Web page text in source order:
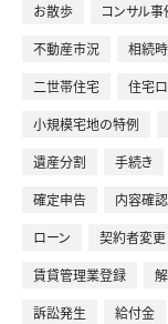
土地相続コンサ
不動産コンサルテ
賃貸経営・アパ
お散歩
コンサル事
不動産市況
相続
二世帯住宅
住宅
小規模宅地の特例
遺産分割
手続き
確定申告
内容確認
ローン
契約者変更
賃貸管理業登録
訴訟発生
給付金